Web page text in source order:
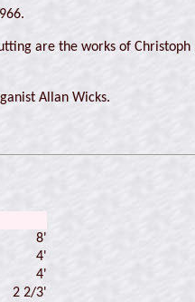
are the works of
Allan Wicks.
8'
4'
4'
2 2/3'